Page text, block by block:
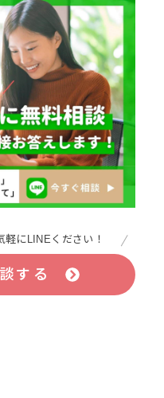
にLINEください！
する